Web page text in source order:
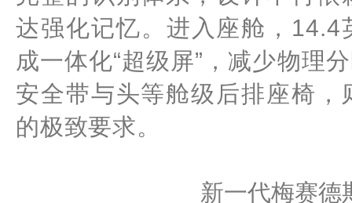
达强化记忆。进入座舱，
成一体化“超级屏”，减少物理
安全带与头等舱级后排座椅
的极致要求。
新一代梅赛德